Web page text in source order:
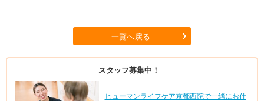
一覧へ戻る
スタッフ募集中！
ヒューマンライフケア京都西院で一緒にお仕